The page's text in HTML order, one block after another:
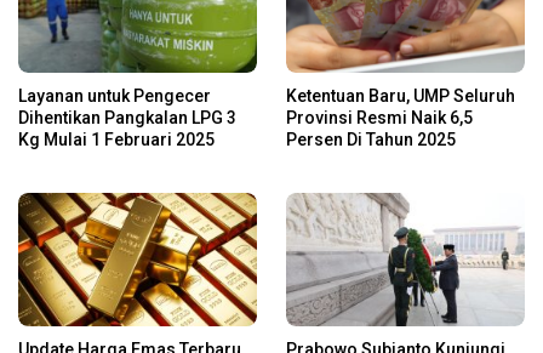
Layanan untuk Pengecer
Dihentikan Pangkalan LPG 3
Kg Mulai 1 Februari 2025
Ketentuan Baru, UMP Seluruh
Provinsi Resmi Naik 6,5
Persen Di Tahun 2025